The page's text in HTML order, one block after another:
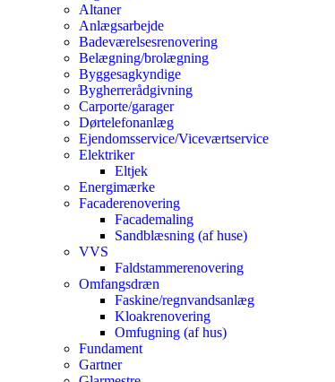
Altaner
Anlægsarbejde
Badeværelsesrenovering
Belægning/brolægning
Byggesagkyndige
Bygherrerådgivning
Carporte/garager
Dørtelefonanlæg
Ejendomsservice/Viceværtservice
Elektriker
Eltjek
Energimærke
Facaderenovering
Facademaling
Sandblæsning (af huse)
VVS
Faldstammerenovering
Omfangsdræn
Faskine/regnvandsanlæg
Kloakrenovering
Omfugning (af hus)
Fundament
Gartner